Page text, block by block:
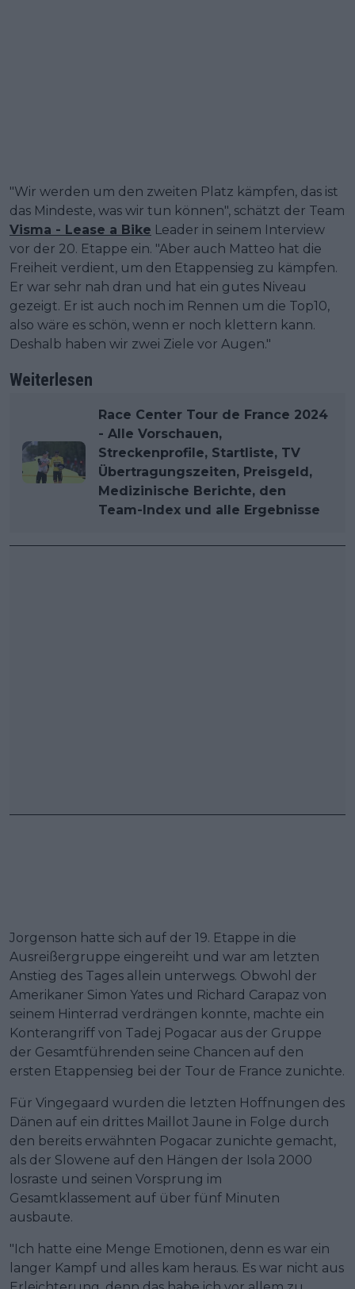
"Wir werden um den zweiten Platz kämpfen, das ist
das Mindeste, was wir tun können", schätzt der Team
Visma - Lease a Bike Leader in seinem Interview
vor der 20. Etappe ein. "Aber auch Matteo hat die
Freiheit verdient, um den Etappensieg zu kämpfen.
Er war sehr nah dran und hat ein gutes Niveau
gezeigt. Er ist auch noch im Rennen um die Top10,
also wäre es schön, wenn er noch klettern kann.
Deshalb haben wir zwei Ziele vor Augen."
Weiterlesen
Race Center Tour de France 2024
- Alle Vorschauen,
Streckenprofile, Startliste, TV
Übertragungszeiten, Preisgeld,
Medizinische Berichte, den
Team-Index und alle Ergebnisse
Jorgenson hatte sich auf der 19. Etappe in die
Ausreißergruppe eingereiht und war am letzten
Anstieg des Tages allein unterwegs. Obwohl der
Amerikaner Simon Yates und Richard Carapaz von
seinem Hinterrad verdrängen konnte, machte ein
Konterangriff von Tadej Pogacar aus der Gruppe
der Gesamtführenden seine Chancen auf den
ersten Etappensieg bei der Tour de France zunichte.
Für Vingegaard wurden die letzten Hoffnungen des
Dänen auf ein drittes Maillot Jaune in Folge durch
den bereits erwähnten Pogacar zunichte gemacht,
als der Slowene auf den Hängen der Isola 2000
losraste und seinen Vorsprung im
Gesamtklassement auf über fünf Minuten
ausbaute.
"Ich hatte eine Menge Emotionen, denn es war ein
langer Kampf und alles kam heraus. Es war nicht aus